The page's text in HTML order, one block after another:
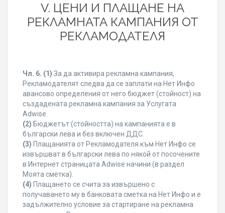
V. ЦЕНИ И ПЛАЩАНЕ НА
РЕКЛАМНАТА КАМПАНИЯ ОТ
РЕКЛАМОДАТЕЛЯ
Чл. 6. (1) За да активира рекламна кампания,
Рекламодателят следва да се заплати на Нет Инфо
авансово определения от него бюджет (стойност) на
създадената рекламна кампания за Услугата
Adwise.
(2) Бюджетът (стойността) на кампанията е в
български лева и без включен ДДС.
(3) Плащанията от Рекламодателя към Нет Инфо се
извършват в български лева по някой от посочените
в Интернет страницата Adwise начини (в раздел
Моята сметка).
(4) Плащането се счита за извършено с
получаването му в банковата сметка на Нет Инфо и е
задължително условие за стартиране на рекламна